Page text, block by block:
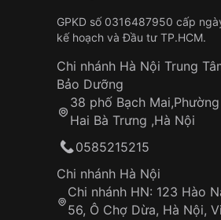
GPKD số 0316487950 cấp
kế hoạch và Đầu tư TP.HCM.
Chi nhánh Hà Nội Trung
Bảo Dưỡng
38 phố Bạch
Hai Bà Trưng ,Hà Nội
0585215215
Chi nhánh Hà Nội
Chi nhánh HN: 123 Hào
56, Ô Chợ Dừa, Hà Nội,